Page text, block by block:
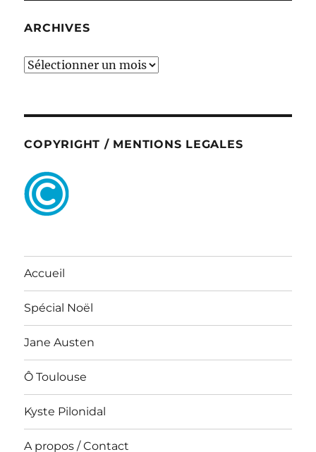
ARCHIVES
ARCHIVES
COPYRIGHT / MENTIONS LEGALES
Accueil
Spécial Noël
Jane Austen
Ô Toulouse
Kyste Pilonidal
A propos / Contact